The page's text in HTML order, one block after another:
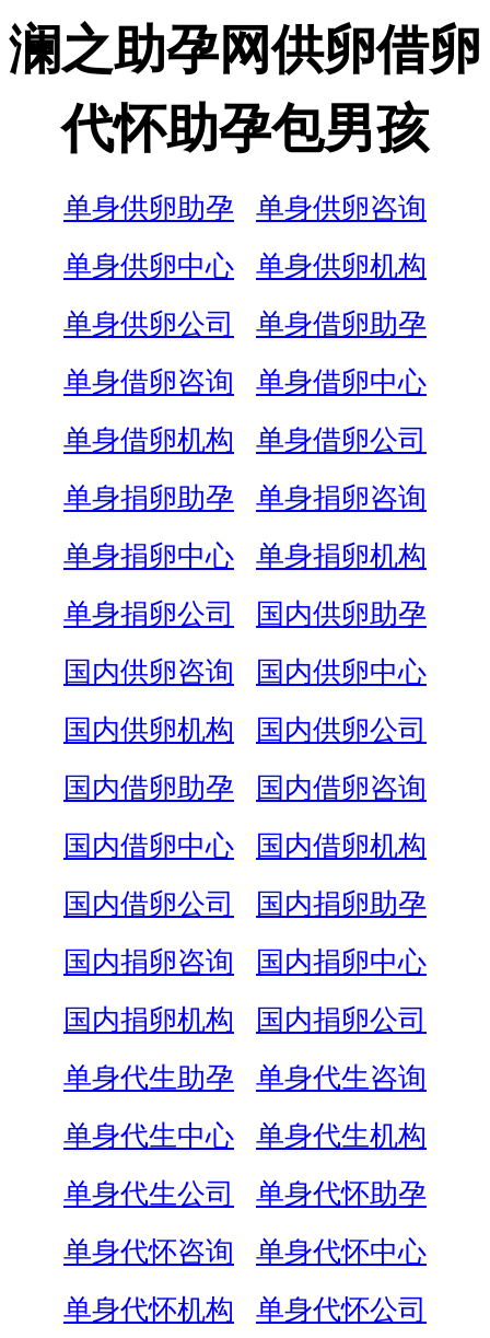
澜之助孕网供卵借卵
代怀助孕包男孩
单身供卵助孕
单身供卵咨询
单身供卵中心
单身供卵机构
单身供卵公司
单身借卵助孕
单身借卵咨询
单身借卵中心
单身借卵机构
单身借卵公司
单身捐卵助孕
单身捐卵咨询
单身捐卵中心
单身捐卵机构
单身捐卵公司
国内供卵助孕
国内供卵咨询
国内供卵中心
国内供卵机构
国内供卵公司
国内借卵助孕
国内借卵咨询
国内借卵中心
国内借卵机构
国内借卵公司
国内捐卵助孕
国内捐卵咨询
国内捐卵中心
国内捐卵机构
国内捐卵公司
单身代生助孕
单身代生咨询
单身代生中心
单身代生机构
单身代生公司
单身代怀助孕
单身代怀咨询
单身代怀中心
单身代怀机构
单身代怀公司